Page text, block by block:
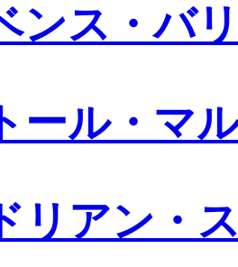
ンス・バ
ール・マ
リアン・